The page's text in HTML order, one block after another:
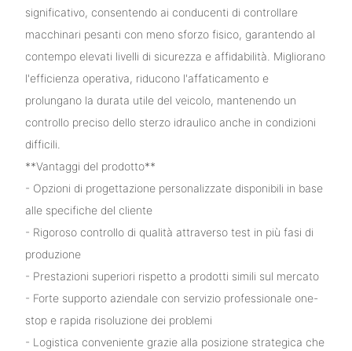
significativo, consentendo ai conducenti di controllare
macchinari pesanti con meno sforzo fisico, garantendo al
contempo elevati livelli di sicurezza e affidabilità. Migliorano
l'efficienza operativa, riducono l'affaticamento e
prolungano la durata utile del veicolo, mantenendo un
controllo preciso dello sterzo idraulico anche in condizioni
difficili.
**Vantaggi del prodotto**
- Opzioni di progettazione personalizzate disponibili in base
alle specifiche del cliente
- Rigoroso controllo di qualità attraverso test in più fasi di
produzione
- Prestazioni superiori rispetto a prodotti simili sul mercato
- Forte supporto aziendale con servizio professionale one-
stop e rapida risoluzione dei problemi
- Logistica conveniente grazie alla posizione strategica che